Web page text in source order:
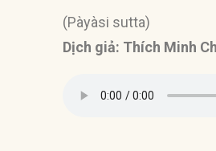
(Pàyàsi sutta)
Dịch giả: Thích Minh